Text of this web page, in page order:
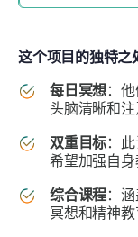
这个项目的独特之
每日冥想：
头脑清晰和注
双重目标：
希望加强自身
综合课程：
冥想和精神教